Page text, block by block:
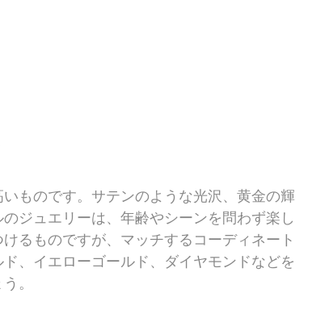
ものです。サテンのような光沢、黄金の輝
ジュエリーは、年齢やシーンを問わず楽し
るものですが、マッチするコーディネート
、イエローゴールド、ダイヤモンドなどを
。